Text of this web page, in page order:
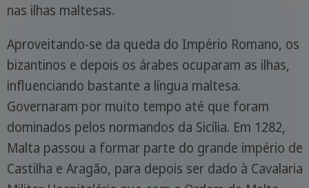
nas ilhas maltesas.
Aproveitando-se da queda do Império Romano, os
bizantinos e depois os árabes ocuparam as ilhas,
influenciando bastante a língua maltesa.
Governaram por muito tempo até que foram
dominados pelos normandos da Sicília. Em 1282,
Malta passou a formar parte do grande império de
Castilha e Aragão, para depois ser dado à Cavalaria